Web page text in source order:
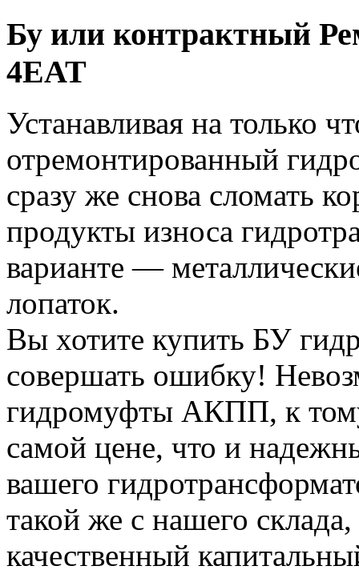
Бу или контрактный
4EAT
Устанавливая на только
отремонтированный
сразу же снова сломать
продукты износа
варианте —
лопаток.
Вы хотите купить БУ
совершать ошибку!
гидромуфты АКПП, к
самой цене, что и
вашего
такой же с нашего
качественный